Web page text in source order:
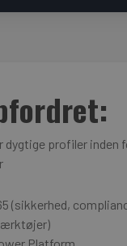
dygtige profiler inden
(sikkerhed,